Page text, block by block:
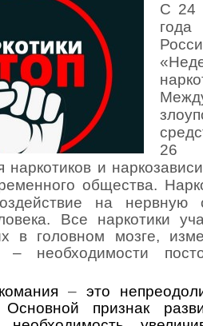
С 24
года
26
наркотиков и
общества.
на
Все наркотики
в головном мозге,
– необходимости
– это
Основной признак